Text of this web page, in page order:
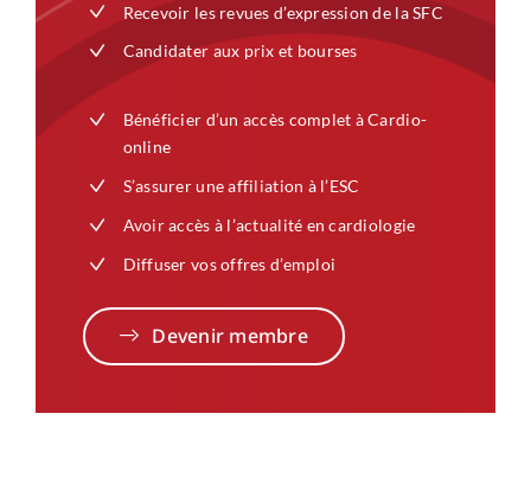
Recevoir les revues d’expression de la SFC
Candidater aux prix et bourses
Bénéficier d’un accès complet à Cardio-
online
S’assurer une affiliation à l’ESC
Avoir accès à l’actualité en cardiologie
Diffuser vos offres d’emploi
Devenir membre